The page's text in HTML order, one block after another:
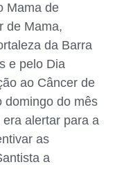
Mama de
de Mama,
da Barra
e pelo Dia
ao Câncer de
domingo do mês
alertar para a
as
a